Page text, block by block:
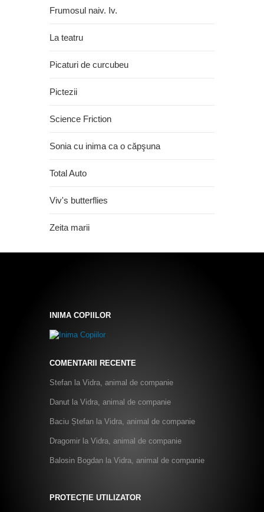
Frumosul naiv. Iv.
La teatru
Picaturi de curcubeu
Pictezii
Science Friction
Sonia cu inima ca o căpşuna
Total Auto
Viv's butterflies
Zeita marii
INIMA COPIILOR
COMENTARII RECENTE
Stefan la Vidra, animal de companie
Danut la Vidra, animal de companie
Baciu Ștefan la Vidra, animal de companie
Dragomir la Vidra, animal de companie
Balosin Bogdan la Vidra, animal de companie
PROTECȚIE UTILIZATOR